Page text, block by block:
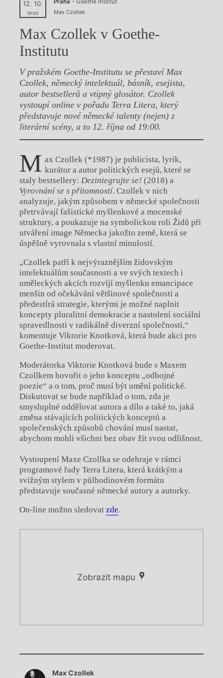
12. 10.
19:00
Praha – Goethe Institut
Max Czollek
Max Czollek v Goethe-
Institutu
V pražském Goethe-Institutu se přestaví Max
Czollek, německý intelektuál, básník, esejista,
autor bestsellerů a vtipný glosátor. Czollek
vystoupí online v pořadu Terra Litera, který
představuje nové německé talenty (nejen) z
literární scény, a to 12. října od 19:00.
M ax Czollek (*1987) je publicista, lyrik,
kurátor a autor politických esejů, které se
staly bestsellery: Dezintegrujte se! (2018) a
Vyrovnání se s přítomností. Czollek v nich
analyzuje, jakým způsobem v německé společnosti
přetrvávají fašistické myšlenkové a mocenské
struktury, a poukazuje na symbolickou roli Židů při
utváření image Německa jakožto země, která se
úspěšně vyrovnala s vlastní minulostí.
„Czollek patří k nejvýraznějším židovským
intelektuálům současnosti a ve svých textech i
uměleckých akcích rozvíjí myšlenku emancipace
menšin od očekávání většinové společnosti a
předestírá strategie, kterými je možné naplnit
koncepty pluralitní demokracie a nastolení sociální
spravedlnosti v radikálně diverzní společnosti,“
komentuje Viktorie Knotková, která bude akci pro
Goethe-Institut moderovat.
Moderátorka Viktorie Knotková bude s Maxem
Czollkem hovořit o jeho konceptu „odbojné
poezie“ a o tom, proč musí být umění politické.
Diskutovat se bude například o tom, zda je
smysluplné oddělovat autora a dílo a také to, jaká
změna stávajících politických konceptů a
společenských způsobů chování musí nastat,
abychom mohli všichni bez obav žít svou odlišnost.
Vystoupení Maxe Czollka se odehraje v rámci
programové řady Terra Litera, která krátkým a
svižným stylem v půlhodinovém formátu
představuje současné německé autory a autorky.
On-line možno sledovat zde.
Zobrazit mapu
Načítá se.
Chviličku.
Max Czollek